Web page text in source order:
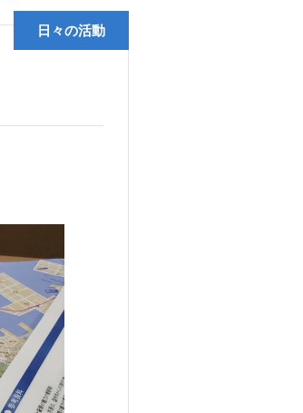
日々の活動